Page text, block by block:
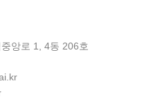
앙로 1, 4동 206호